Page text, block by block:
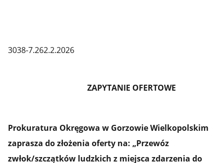
3038-7.262.2.2026
ZAPYTANIE OFERTOWE
Prokuratura Okręgowa w Gorzowie Wielkopolskim
zaprasza do złożenia oferty na: „Przewóz
zwłok/szczątków ludzkich z miejsca zdarzenia do